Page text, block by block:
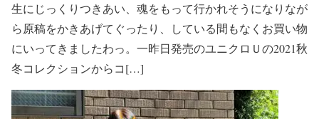
生にじっくりつきあい、魂をもって行かれそうになりなが
ら原稿をかきあげてぐったり、している間もなくお買い物
にいってきましたわっ。一昨日発売のユニクロＵの2021秋
冬コレクションからコ[…]